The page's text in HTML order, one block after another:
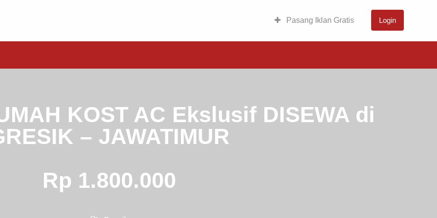
Pasang Iklan Gratis Login
KOST AC Ekslusif DISEWA di
– JAWATIMUR
Rp 1.800.000